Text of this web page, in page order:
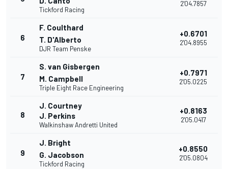
Tickford Racing
2'04.7857
6
F. Coulthard
T. D'Alberto
DJR Team Penske
+0.6701
2'04.8955
7
S. van Gisbergen
M. Campbell
Triple Eight Race Engineering
+0.7971
2'05.0225
8
J. Courtney
J. Perkins
Walkinshaw Andretti United
+0.8163
2'05.0417
9
J. Bright
G. Jacobson
Tickford Racing
+0.8550
2'05.0804